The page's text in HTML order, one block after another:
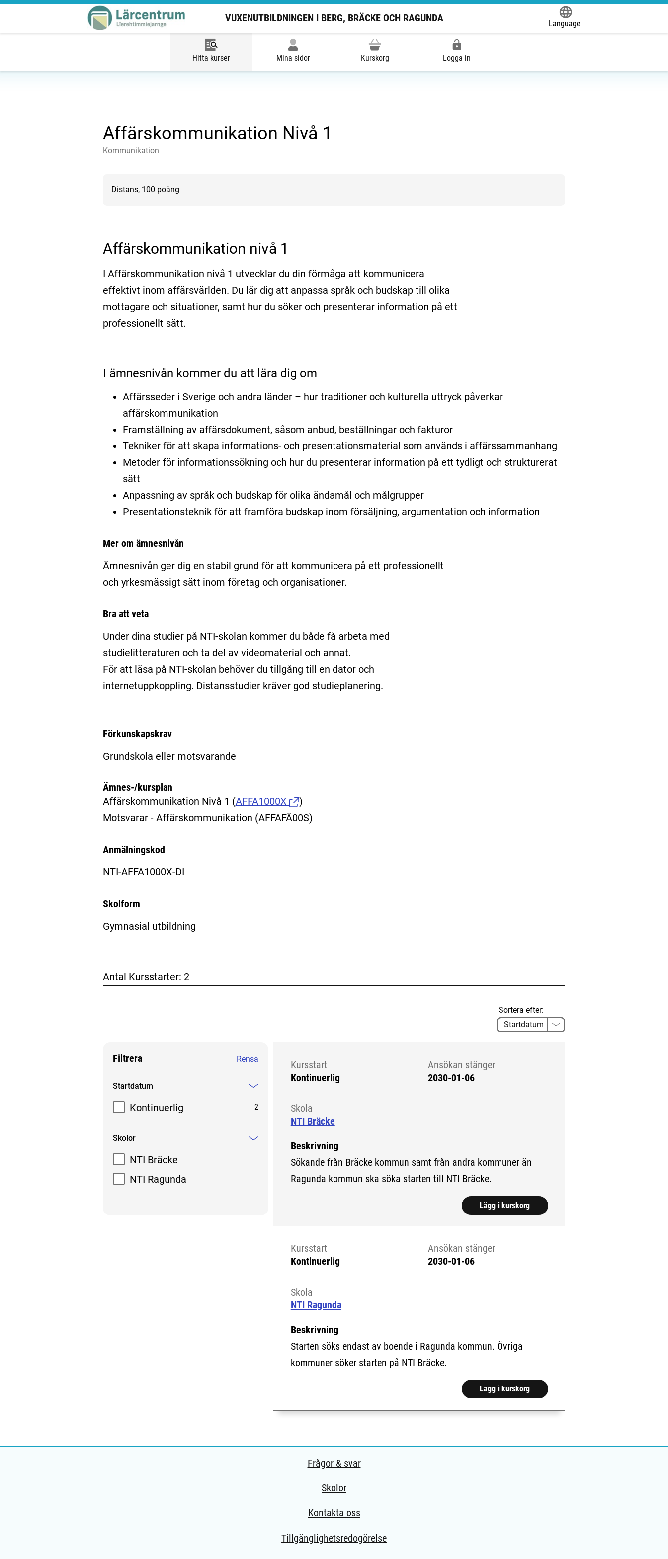
VUXENUTBILDNINGEN I BERG, BRÄCKE OCH RAGUNDA
Language
Hitta kurser Mina sidor Kurskorg Logga in
Affärskommunikation Nivå 1
Kommunikation
Distans, 100 poäng
Affärskommunikation nivå 1
I Affärskommunikation nivå 1 utvecklar du din förmåga att kommunicera
effektivt inom affärsvärlden. Du lär dig att anpassa språk och budskap till olika
mottagare och situationer, samt hur du söker och presenterar information på ett
professionellt sätt.
I ämnesnivån kommer du att lära dig om
Affärsseder i Sverige och andra länder – hur traditioner och kulturella uttryck påverkar
affärskommunikation
Framställning av affärsdokument, såsom anbud, beställningar och fakturor
Tekniker för att skapa informations- och presentationsmaterial som används i affärssammanhang
Metoder för informationssökning och hur du presenterar information på ett tydligt och strukturerat
sätt
Anpassning av språk och budskap för olika ändamål och målgrupper
Presentationsteknik för att framföra budskap inom försäljning, argumentation och information
Mer om ämnesnivån
Ämnesnivån ger dig en stabil grund för att kommunicera på ett professionellt
och yrkesmässigt sätt inom företag och organisationer.
Bra att veta
Under dina studier på NTI-skolan kommer du både få arbeta med
studielitteraturen och ta del av videomaterial och annat.
För att läsa på NTI-skolan behöver du tillgång till en dator och
internetuppkoppling. Distansstudier kräver god studieplanering.
Förkunskapskrav
Grundskola eller motsvarande
Ämnes-/kursplan
Affärskommunikation Nivå 1 (AFFA1000X
)
Motsvarar - Affärskommunikation (AFFAFÄ00S)
Anmälningskod
NTI-AFFA1000X-DI
Skolform
Gymnasial utbildning
Antal Kursstarter: 2
Sortera efter:
Filtrera Rensa
Filtrera sökresultat
Startdatum
Kontinuerlig
2
Skolor
Mindre information
NTI Bräcke
NTI Ragunda
Kursstart
Kontinuerlig
Ansökan stänger
2030-01-06
Skola
NTI Bräcke
Beskrivning
Sökande från Bräcke kommun samt från andra kommuner än
Ragunda kommun ska söka starten till NTI Bräcke.
Lägg i kurskorg
Kursstart
Kontinuerlig
Ansökan stänger
2030-01-06
Skola
NTI Ragunda
Beskrivning
Starten söks endast av boende i Ragunda kommun. Övriga
kommuner söker starten på NTI Bräcke.
Lägg i kurskorg
Frågor & svar
Skolor
Kontakta oss
Tillgänglighetsredogörelse